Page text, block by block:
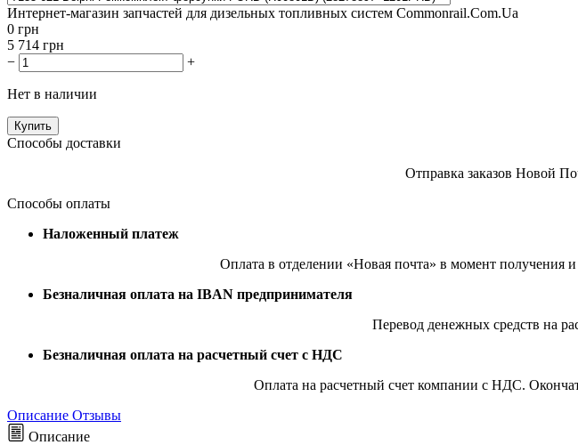
Интернет-магазин запчастей для дизельных топливных систем Commonrail.Com.Ua
0 грн
5 714 грн
−
+
Нет в наличии
Купить
Способы доставки
Отправка заказов Новой
Способы оплаты
Наложенный платеж
Оплата в отделении «Новая почта» в момент получения
Безналичная оплата на IBAN предпринимателя
Перевод денежных средств на
Безналичная оплата на расчетный счет с НДС
Оплата на расчетный счет компании с НДС.
Описание Отзывы
Описание